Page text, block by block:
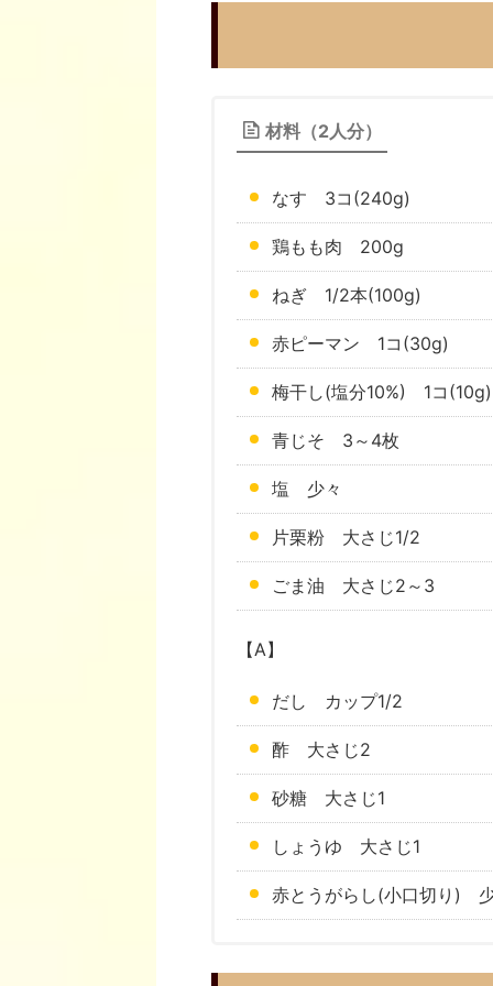
材料（2人分）
なす 3コ(240g)
鶏もも肉 200g
ねぎ 1/2本(100g)
赤ピーマン 1コ(30g)
梅干し(塩分10%) 1コ(10g)
青じそ 3～4枚
塩 少々
片栗粉 大さじ1/2
ごま油 大さじ2～3
【A】
だし カップ1/2
酢 大さじ2
砂糖 大さじ1
しょうゆ 大さじ1
赤とうがらし(小口切り)